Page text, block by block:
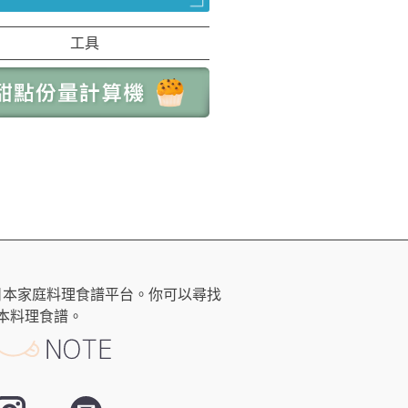
工具
家庭料理食譜平台。你可以尋找
料理食譜。